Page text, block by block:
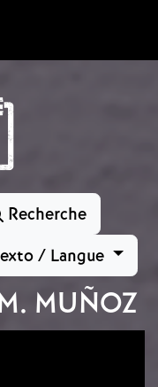
Recherche
/ Langue
MUÑOZ